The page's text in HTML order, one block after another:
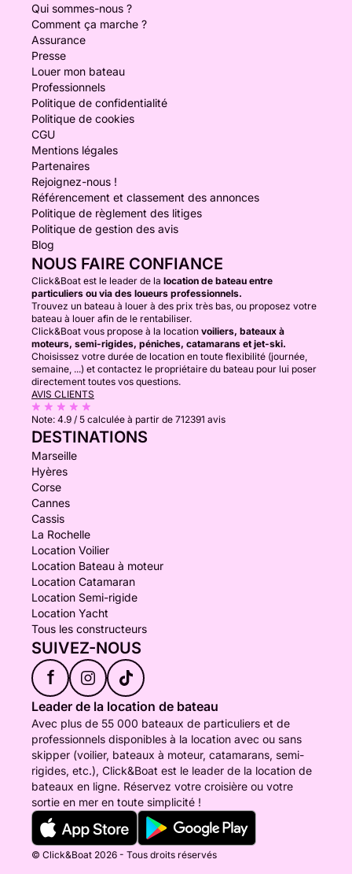
Qui sommes-nous ?
Comment ça marche ?
Assurance
Presse
Louer mon bateau
Professionnels
Politique de confidentialité
Politique de cookies
CGU
Mentions légales
Partenaires
Rejoignez-nous !
Référencement et classement des annonces
Politique de règlement des litiges
Politique de gestion des avis
Blog
NOUS FAIRE CONFIANCE
Click&Boat est le leader de la location de bateau entre
particuliers ou via des loueurs professionnels.
Trouvez un bateau à louer à des prix très bas, ou proposez votre
bateau à louer afin de le rentabiliser.
Click&Boat vous propose à la location voiliers, bateaux à
moteurs, semi-rigides, péniches, catamarans et jet-ski.
Choisissez votre durée de location en toute flexibilité (journée,
semaine, ...) et contactez le propriétaire du bateau pour lui poser
directement toutes vos questions.
AVIS CLIENTS
Note: 4.9 / 5 calculée à partir de 712391 avis
DESTINATIONS
Marseille
Hyères
Corse
Cannes
Cassis
La Rochelle
Location Voilier
Location Bateau à moteur
Location Catamaran
Location Semi-rigide
Location Yacht
Tous les constructeurs
SUIVEZ-NOUS
f
Leader de la location de bateau
Avec plus de 55 000 bateaux de particuliers et de
professionnels disponibles à la location avec ou sans
skipper (voilier, bateaux à moteur, catamarans, semi-
rigides, etc.), Click&Boat est le leader de la location de
bateaux en ligne. Réservez votre croisière ou votre
sortie en mer en toute simplicité !
© Click&Boat 2026 - Tous droits réservés